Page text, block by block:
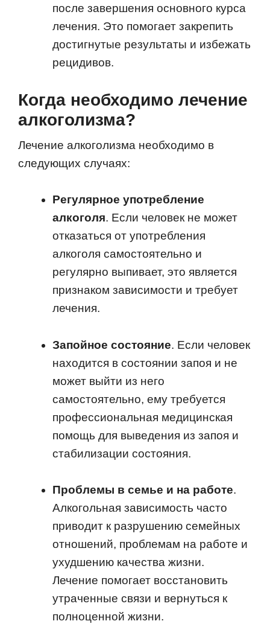
после завершения основного курса
лечения. Это помогает закрепить
достигнутые результаты и избежать
рецидивов.
Когда необходимо лечение
алкоголизма?
Лечение алкоголизма необходимо в
следующих случаях:
Регулярное употребление
алкоголя. Если человек не может
отказаться от употребления
алкоголя самостоятельно и
регулярно выпивает, это является
признаком зависимости и требует
лечения.
Запойное состояние. Если человек
находится в состоянии запоя и не
может выйти из него
самостоятельно, ему требуется
профессиональная медицинская
помощь для выведения из запоя и
стабилизации состояния.
Проблемы в семье и на работе.
Алкогольная зависимость часто
приводит к разрушению семейных
отношений, проблемам на работе и
ухудшению качества жизни.
Лечение помогает восстановить
утраченные связи и вернуться к
полноценной жизни.